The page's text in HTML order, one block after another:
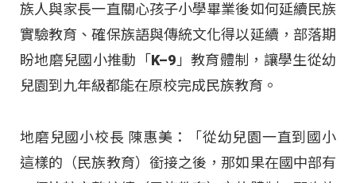
族人與家長一直關心孩子小學畢業後如何延續民族
實驗教育、確保族語與傳統文化得以延續，部落期
盼地磨兒國小推動「K–9」教育體制，讓學生從幼
兒園到九年級都能在原校完成民族教育。
地磨兒國小校長 陳惠美：「從幼兒園一直到國小
這樣的（民族教育）銜接之後，那如果在國中部有